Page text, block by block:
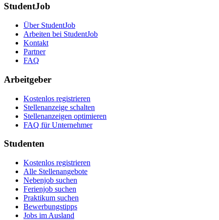
StudentJob
Über StudentJob
Arbeiten bei StudentJob
Kontakt
Partner
FAQ
Arbeitgeber
Kostenlos registrieren
Stellenanzeige schalten
Stellenanzeigen optimieren
FAQ für Unternehmer
Studenten
Kostenlos registrieren
Alle Stellenangebote
Nebenjob suchen
Ferienjob suchen
Praktikum suchen
Bewerbungstipps
Jobs im Ausland